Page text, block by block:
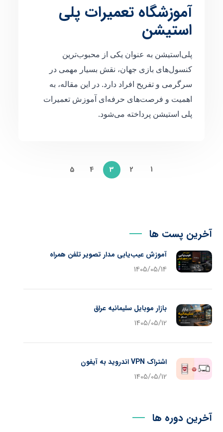
آموزشگاه تعمیرات پلی
استیشن
پلی‌استیشن به عنوان یکی از محبوب‌ترین
کنسول‌های بازی جهان، نقش بسیار مهمی در
سرگرمی و تفریح افراد دارد. در این مقاله، به
اهمیت و فرصت‌های حرفه‌ای آموزش تعمیرات
پلی استیشن پرداخته می‌شود.
1
2
3
4
5
آخرین پست ها
آموزش عیب‌یابی مدار تصویر تلفن همراه
1405/05/14
بازار موبایل سلیمانیه عراق
1405/05/12
اشتراک VPN اندروید به آیفون
1405/05/12
آخرین دوره ها